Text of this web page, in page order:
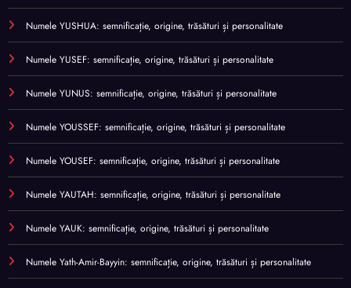
Numele YUSHUA: semnificație, origine, trăsături și personalitate
Numele YUSEF: semnificație, origine, trăsături și personalitate
Numele YUNUS: semnificație, origine, trăsături și personalitate
Numele YOUSSEF: semnificație, origine, trăsături și personalitate
Numele YOUSEF: semnificație, origine, trăsături și personalitate
Numele YAUTAH: semnificație, origine, trăsături și personalitate
Numele YAUK: semnificație, origine, trăsături și personalitate
Numele Yath-Amir-Bayyin: semnificație, origine, trăsături și personalitate